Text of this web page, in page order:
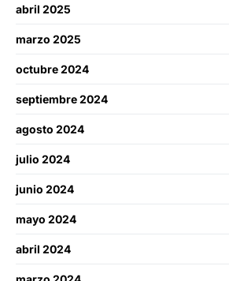
abril 2025
marzo 2025
octubre 2024
septiembre 2024
agosto 2024
julio 2024
junio 2024
mayo 2024
abril 2024